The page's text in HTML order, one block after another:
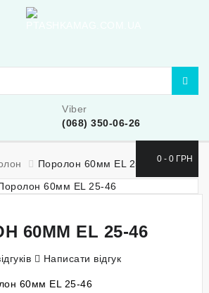
Viber
(068) 350-06-26
0 - 0 ГРН
Поролон 60мм EL 25-46
60ММ EL 25-46
Написати відгук
60мм EL 25-46